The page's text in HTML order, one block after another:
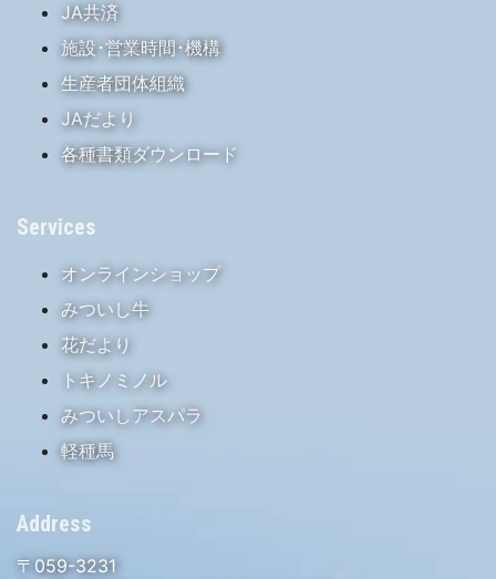
JA共済
施設･営業時間･機構
生産者団体組織
JAだより
各種書類ダウンロード
Services
オンラインショップ
みついし牛
花だより
トキノミノル
みついしアスパラ
軽種馬
Address
〒059-3231